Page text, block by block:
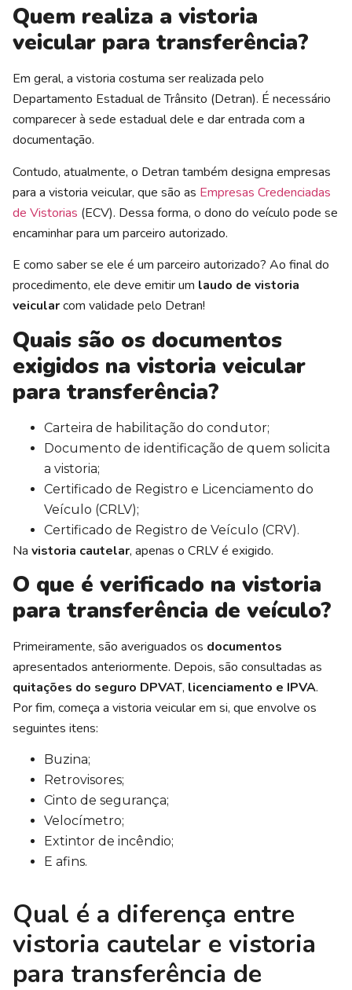
Quem realiza a vistoria
veicular para transferência?
Em geral, a vistoria costuma ser realizada pelo
Departamento Estadual de Trânsito (Detran). É necessário
comparecer à sede estadual dele e dar entrada com a
documentação.
Contudo, atualmente, o Detran também designa empresas
para a vistoria veicular, que são as Empresas Credenciadas
de Vistorias (ECV). Dessa forma, o dono do veículo pode se
encaminhar para um parceiro autorizado.
E como saber se ele é um parceiro autorizado? Ao final do
procedimento, ele deve emitir um laudo de vistoria
veicularcom validade pelo Detran!
Quais são os documentos
exigidos na vistoria veicular
para transferência?
Carteira de habilitação do condutor;
Documento de identificação de quem solicita
a vistoria;
Certificado de Registro e Licenciamento do
Veículo (CRLV);
Certificado de Registro de Veículo (CRV).
Na vistoria cautelar, apenas o CRLV é exigido.
O que é verificado na vistoria
para transferência de veículo?
Primeiramente, são averiguados os documentos
apresentados anteriormente. Depois, são consultadas as
quitações do seguro DPVAT, licenciamento e IPVA.
Por fim, começa a vistoria veicular em si, que envolve os
seguintes itens:
Buzina;
Retrovisores;
Cinto de segurança;
Velocímetro;
Extintor de incêndio;
E afins.
Qual é a diferença entre
vistoria cautelar e vistoria
para transferência de